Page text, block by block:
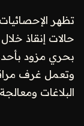
حالات إنقاذ
بحري مزود
وتعمل غرف
البلاغات